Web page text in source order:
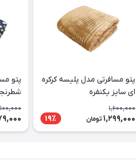
پتو مسافرتی مدل پلیسه کرکره
ای سایز یکنفره
1,600,000
1,299,000 تومان 19٪
پتو